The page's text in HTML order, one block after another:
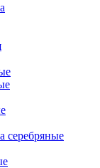
серебряные